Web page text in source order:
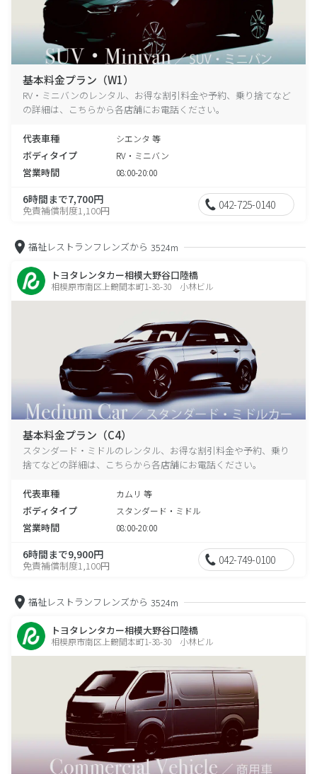
基本料金プラン（W1）
RV・ミニバンのレンタル、お得な割引料金や予約、乗り捨てなど
の詳細は、こちらから各店舗にお電話ください。
代表車種 シエンタ 等
ボディタイプ RV・ミニバン
営業時間 08:00-20:00
6時間まで7,700円
免責補償制度1,100円 042-725-0140
福祉レストランフレンズから 3524m
トヨタレンタカー相模大野谷口陸橋
相模原市南区上鶴間本町1-38-30 小林ビル
基本料金プラン（C4）
スタンダード・ミドルのレンタル、お得な割引料金や予約、乗り
捨てなどの詳細は、こちらから各店舗にお電話ください。
代表車種 カムリ 等
ボディタイプ スタンダード・ミドル
営業時間 08:00-20:00
6時間まで9,900円
免責補償制度1,100円 042-749-0100
福祉レストランフレンズから 3524m
トヨタレンタカー相模大野谷口陸橋
相模原市南区上鶴間本町1-38-30 小林ビル